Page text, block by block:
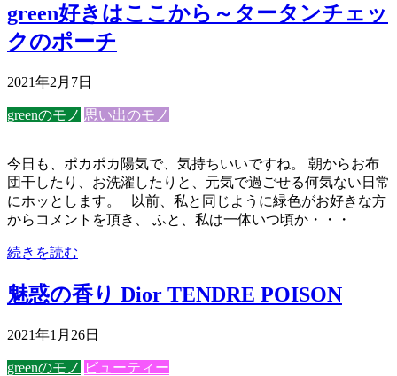
green好きはここから～タータンチェッ
クのポーチ
2021年2月7日
greenのモノ 思い出のモノ
今日も、ポカポカ陽気で、気持ちいいですね。 朝からお布
団干したり、お洗濯したりと、元気で過ごせる何気ない日常
にホッとします。 以前、私と同じように緑色がお好きな方
からコメントを頂き、 ふと、私は一体いつ頃か・・・
続きを読む
魅惑の香り Dior TENDRE POISON
2021年1月26日
greenのモノ ビューティー